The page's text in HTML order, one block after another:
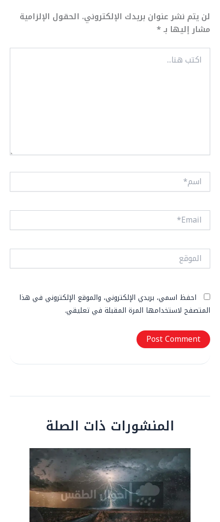
لن يتم نشر عنوان بريدك الإلكتروني. الحقول الإلزامية
مشار إليها بـ*
اكتب
هنا...
اسم*
Email*
الموقع
احفظ اسمي، بريدي الإلكتروني، والموقع الإلكتروني في هذا
المتصفح لاستخدامها المرة المقبلة في تعليقي.
المنشورات ذات الصلة